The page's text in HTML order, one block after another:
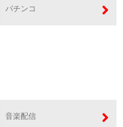
パチンコ
音楽配信